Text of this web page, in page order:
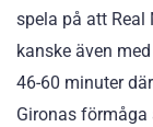
spela på att
kanske även
46-60 minuter
Gironas